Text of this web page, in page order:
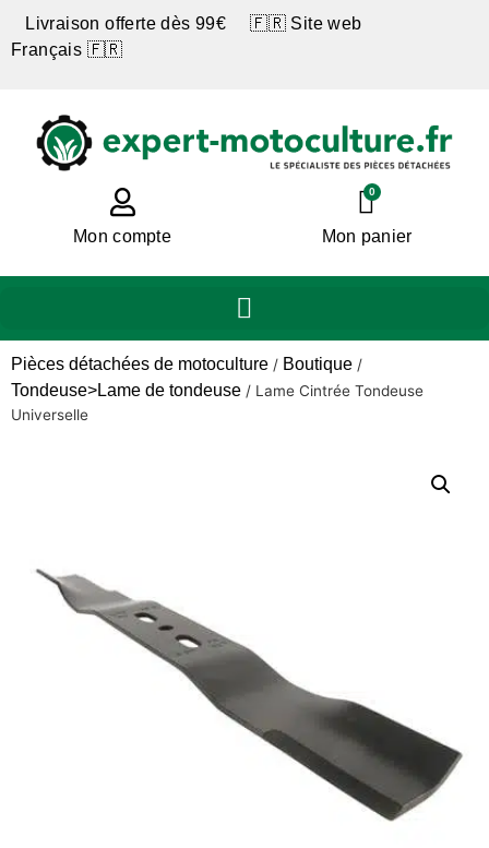
Livraison offerte dès 99€ 🇫🇷 Site web
Français 🇫🇷
Mon compte
0
Mon panier
Pièces détachées de motoculture / Boutique /
Tondeuse>Lame de tondeuse / Lame Cintrée Tondeuse
Universelle